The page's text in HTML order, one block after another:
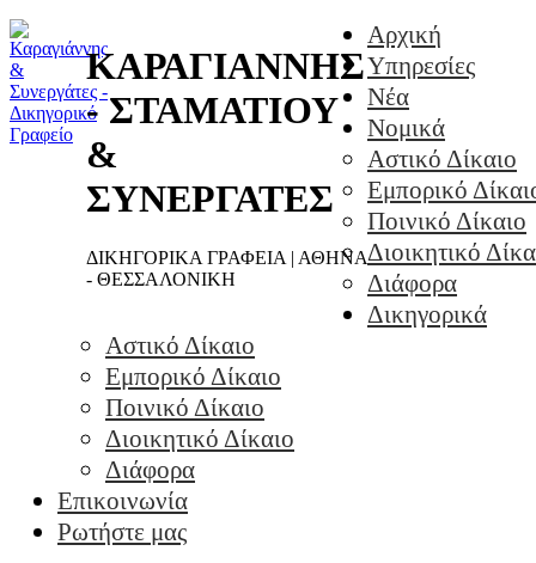
ΚΑΡΑΓΙΑΝΝΗΣ
- ΣΤΑΜΑΤΙΟΥ
&
ΣΥΝΕΡΓΑΤΕΣ
ΔΙΚΗΓΟΡΙΚΑ ΓΡΑΦΕΙΑ | ΑΘΗΝΑ
- ΘΕΣΣΑΛΟΝΙΚΗ
Αρχική
Υπηρεσίες
Νέα
Νομικά
Αστικό Δίκαιο
Εμπορικό
Ποινικό Δίκαιο
Διοικητικό
Διάφορα
Δικηγορικά
Αστικό Δίκαιο
Εμπορικό Δίκαιο
Ποινικό Δίκαιο
Διοικητικό Δίκαιο
Διάφορα
Επικοινωνία
Ρωτήστε μας